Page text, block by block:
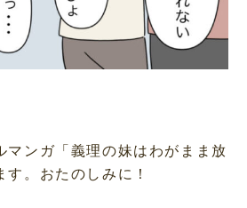
マンガ「義理の妹はわがまま放
。おたのしみに！